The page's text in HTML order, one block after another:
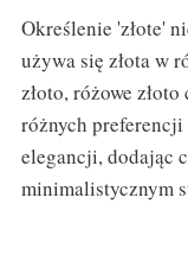
Określenie 'złote'
używa się złota w
złoto, różowe
różnych preferencji
elegancji, dodając
minimalistycznym